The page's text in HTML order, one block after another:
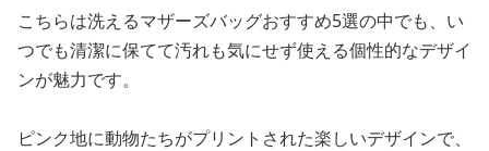
こちらは洗えるマザーズバッグおすすめ5選の中でも、い
つでも清潔に保てて汚れも気にせず使える個性的なデザイ
ンが魅力です。
ピンク地に動物たちがプリントされた楽しいデザインで、